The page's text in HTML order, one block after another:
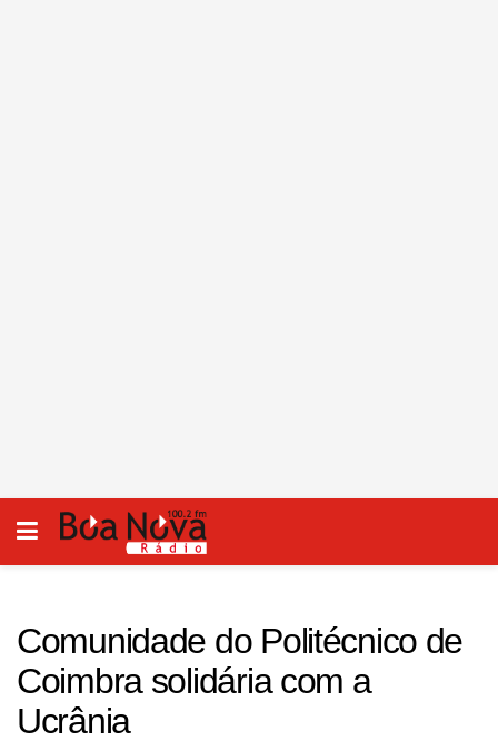
Comunidade do Politécnico de
Coimbra solidária com a
Ucrânia